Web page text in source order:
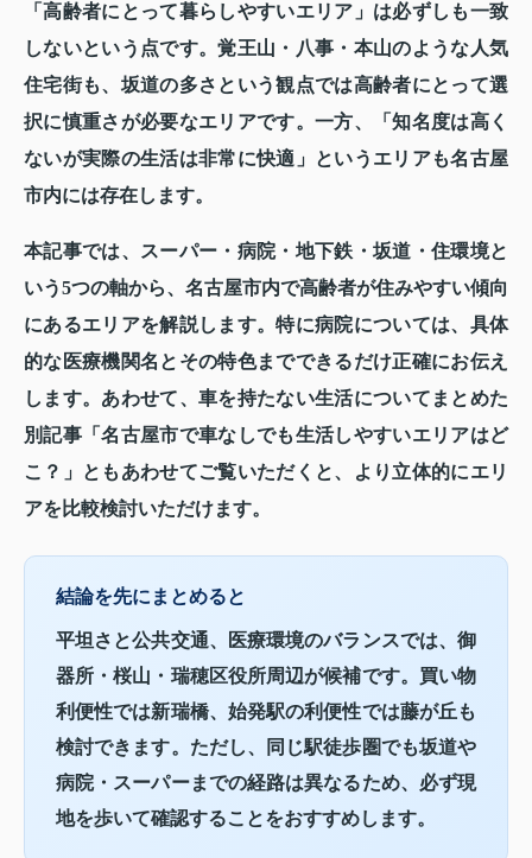
「高齢者にとって暮らしやすいエリア」は必ずしも一致
しないという点です。覚王山・八事・本山のような人気
住宅街も、坂道の多さという観点では高齢者にとって選
択に慎重さが必要なエリアです。一方、「知名度は高く
ないが実際の生活は非常に快適」というエリアも名古屋
市内には存在します。
本記事では、スーパー・病院・地下鉄・坂道・住環境と
いう5つの軸から、名古屋市内で高齢者が住みやすい傾向
にあるエリアを解説します。特に病院については、具体
的な医療機関名とその特色までできるだけ正確にお伝え
します。あわせて、車を持たない生活についてまとめた
別記事「名古屋市で車なしでも生活しやすいエリアはど
こ？」ともあわせてご覧いただくと、より立体的にエリ
アを比較検討いただけます。
結論を先にまとめると
平坦さと公共交通、医療環境のバランスでは、御
器所・桜山・瑞穂区役所周辺が候補です。買い物
利便性では新瑞橋、始発駅の利便性では藤が丘も
検討できます。ただし、同じ駅徒歩圏でも坂道や
病院・スーパーまでの経路は異なるため、必ず現
地を歩いて確認することをおすすめします。